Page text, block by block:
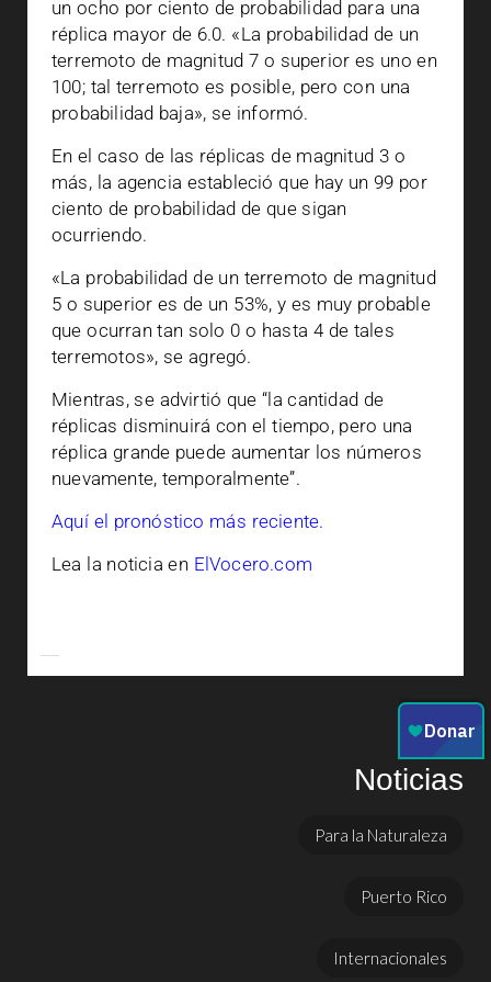
un ocho por ciento de probabilidad para una
réplica mayor de 6.0. «La probabilidad de un
terremoto de magnitud 7 o superior es uno en
100; tal terremoto es posible, pero con una
probabilidad baja», se informó.
En el caso de las réplicas de magnitud 3 o
más, la agencia estableció que hay un 99 por
ciento de probabilidad de que sigan
ocurriendo.
«La probabilidad de un terremoto de magnitud
5 o superior es de un 53%, y es muy probable
que ocurran tan solo 0 o hasta 4 de tales
terremotos», se agregó.
Mientras, se advirtió que “la cantidad de
réplicas disminuirá con el tiempo, pero una
réplica grande puede aumentar los números
nuevamente, temporalmente”.
Aquí el pronóstico más reciente.
Lea la noticia en ElVocero.com
Noticias
Para la Naturaleza
Puerto Rico
Internacionales